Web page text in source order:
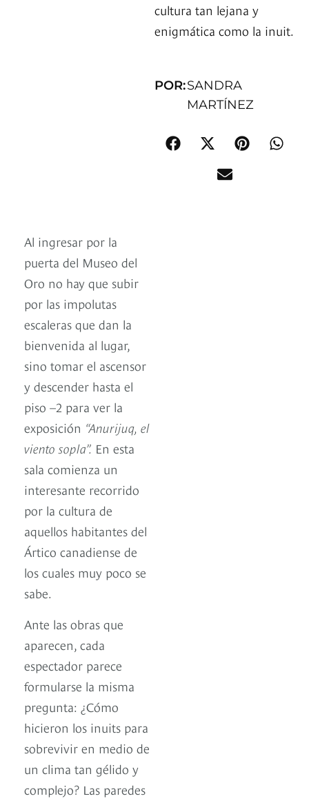
cultura tan lejana y
enigmática como la inuit.
POR:SANDRA
MARTÍNEZ
Al ingresar por la
puerta del Museo del
Oro no hay que subir
por las impolutas
escaleras que dan la
bienvenida al lugar,
sino tomar el ascensor
y descender hasta el
piso –2 para ver la
exposición “Anurijuq, el
viento sopla”. En esta
sala comienza un
interesante recorrido
por la cultura de
aquellos habitantes del
Ártico canadiense de
los cuales muy poco se
sabe.
Ante las obras que
aparecen, cada
espectador parece
formularse la misma
pregunta: ¿Cómo
hicieron los inuits para
sobrevivir en medio de
un clima tan gélido y
complejo? Las paredes